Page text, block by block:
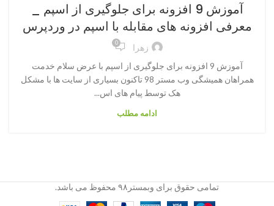
آموزش 9 افزونه برای جلوگیری از اسپم _
معرفی افزونه های مقابله با اسپم در وردپرس
زهرا 0
آموزش 9 افزونه برای جلوگیری از اسپم با عرض سلام خدمت
همراهان همیشگی وب مستر 98 تاکنون بسیاری از سایت ها با مشکل
هک توسط پیام های اس...
ادامه مطلب
تمامی حقوق برای وبمستر۹۸ محفوظ می باشد.